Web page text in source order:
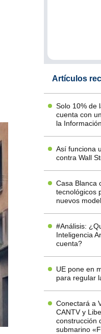
Artículos
Solo 10% de
cuenta con
la Información
Así funciona
contra Wall
Casa Blanca
tecnológicos
nuevos
#Análisis:
Inteligencia
cuenta?
UE pone en
para regular
Conectará a
CANTV y
construcción
submarino